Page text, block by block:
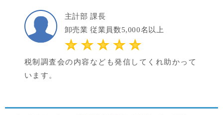
主計部 課長
卸売業 従業員数5,000名以上
税制調査会の内容なども発信してくれ助かって
います。